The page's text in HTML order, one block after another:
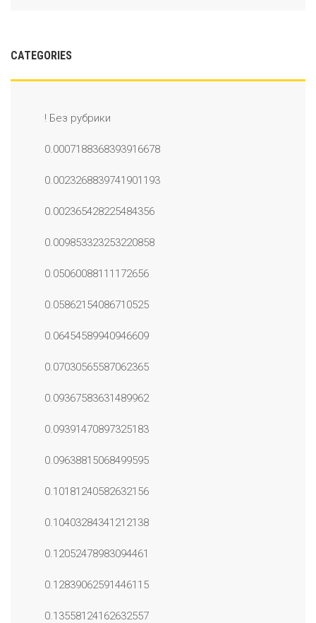
CATEGORIES
! Без рубрики
0.0007188368393916678
0.0023268839741901193
0.002365428225484356
0.009853323253220858
0.05060088111172656
0.05862154086710525
0.06454589940946609
0.07030565587062365
0.09367583631489962
0.09391470897325183
0.09638815068499595
0.10181240582632156
0.10403284341212138
0.12052478983094461
0.12839062591446115
0.13558124162632557